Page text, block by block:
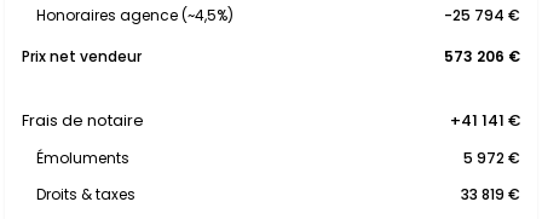
Honoraires agence (~4,5%)
-25 794 €
Prix net vendeur
573 206 €
Frais de notaire +41 141 €
Émoluments
5 972 €
Droits & taxes
33 819 €